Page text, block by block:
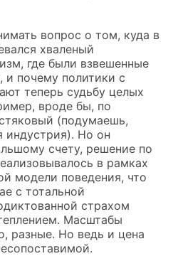
вопрос о том, куда в
хваленый
где были взвешенные
и почему политики с
теперь судьбу целых
вроде бы, по
(подумаешь,
индустрия). Но он
счету, решение по
в рамках
модели поведения, что
с тотальной
страхом
Масштабы
разные. Но ведь и цена